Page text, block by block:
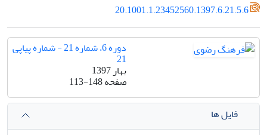
20.1001.1.23452560.1397.6.21.5.6
دوره 6، شماره 21 - شماره پیاپی
21
بهار 1397
صفحه113-148
فایل ها